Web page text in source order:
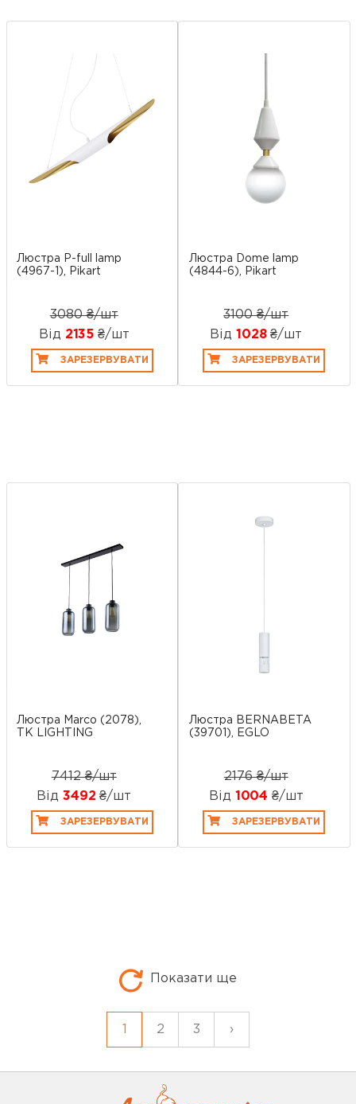
Люстра P-full lamp
(4967-1), Pikart
3080 ₴/шт
Від 2135 ₴/шт
ЗАРЕЗЕРВУВАТИ
Люстра Dome lamp
(4844-6), Pikart
3100 ₴/шт
Від 1028₴/шт
ЗАРЕЗЕРВУВАТИ
Люстра Marco (2078),
TK LIGHTING
7412 ₴/шт
Від 3492₴/шт
ЗАРЕЗЕРВУВАТИ
Люстра BERNABETA
(39701), EGLO
2176 ₴/шт
Від 1004 ₴/шт
ЗАРЕЗЕРВУВАТИ
Показати ще
2 3 ›